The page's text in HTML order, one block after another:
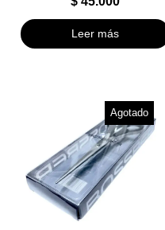
Leer más
Agotado